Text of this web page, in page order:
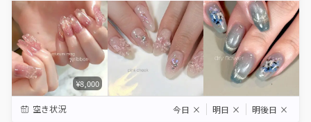
¥8,000
空き状況 今日 × 明日 × 明後日 ×